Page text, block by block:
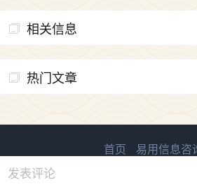
相关信息
热门文章
发表评论
首页 易用信息咨
鲁ICP备